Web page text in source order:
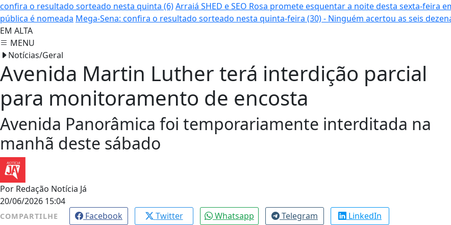
confira o resultado sorteado nesta quinta (6)Arraiá SHED e SEO Rosa promete esquentar a noite desta sexta-feira
pública é nomeada Mega-Sena: confira o resultado sorteado nesta quinta-feira (30) - Ninguém acertou as seis
EM ALTA
MENU
Notícias/Geral
Avenida Martin Luther terá interdição parcial
para monitoramento de encosta
Avenida Panorâmica foi temporariamente interditada na
manhã deste sábado
Por Redação Notícia Já
20/06/2026 15:04
COMPARTILHE Facebook Twitter Whatsapp Telegram LinkedIn